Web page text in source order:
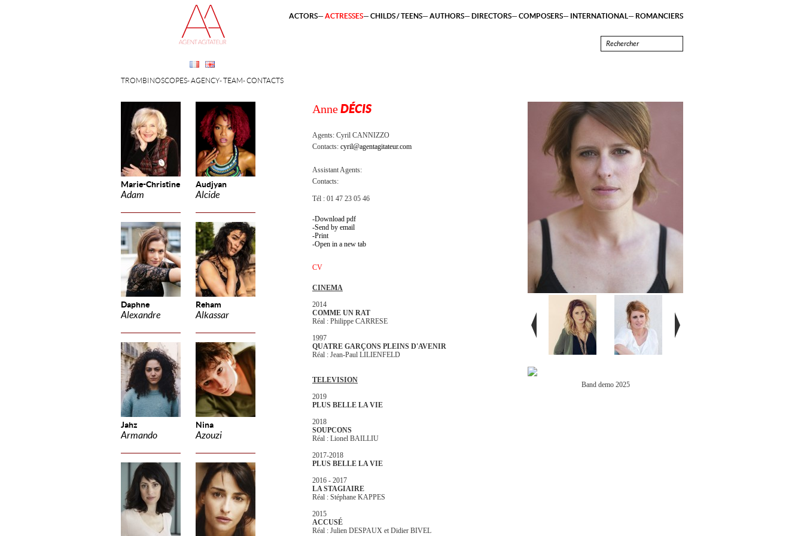
Marie-Christine
Adam
Audjyan
Alcide
Daphne
Alexandre
Reham
Alkassar
Jahz
Armando
Nina
Azouzi
TROMBINOSCOPES AGENCY TEAM CONTACTS
ACTORS ACTRESSES CHILDS / TEENS AUTHORS DIRECTORS COMPOSERS INTERNATIONAL ROMANCIERS
AnneDÉCIS
Agents: Cyril CANNIZZO
Contacts: cyril@agentagitateur.com
Assistant Agents:
Contacts:
Tél : 01 47 23 05 46
Download pdf
Send by email
Print
Open in a new tab
CV
CINEMA
2014
COMME UN RAT
Réal : Philippe CARRESE
1997
QUATRE GARÇONS PLEINS D'AVENIR
Réal : Jean-Paul LILIENFELD
TELEVISION
2019
PLUS BELLE LA VIE
2018
SOUPCONS
Réal : Lionel BAILLIU
2017-2018
PLUS BELLE LA VIE
2016 - 2017
LA STAGIAIRE
Réal : Stéphane KAPPES
2015
ACCUSÉ
Réal : Julien DESPAUX et Didier BIVEL
Band demo 2025